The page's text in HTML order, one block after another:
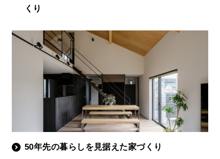
くり
50年先の暮らしを見据えた家づくり